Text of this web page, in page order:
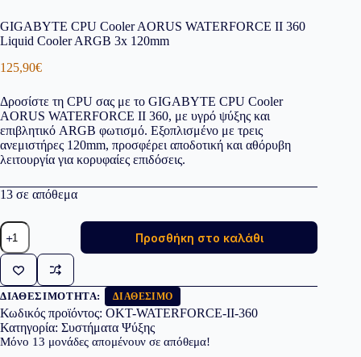
GIGABYTE CPU Cooler AORUS WATERFORCE II 360
Liquid Cooler ARGB 3x 120mm
125,90€
Δροσίστε τη CPU σας με το GIGABYTE CPU Cooler
AORUS WATERFORCE II 360, με υγρό ψύξης και
επιβλητικό ARGB φωτισμό. Εξοπλισμένο με τρεις
ανεμιστήρες 120mm, προσφέρει αποδοτική και αθόρυβη
λειτουργία για κορυφαίες επιδόσεις.
13 σε απόθεμα
GIGABYTE
CPU
Cooler
AORUS
WATERFORCE
II
360
Liquid
Cooler
Προσθήκη στο καλάθι
ΔΙΑΘΕΣΙΜΌΤΗΤΑ: ΔΙΑΘΈΣΙΜΟ
Κωδικός προϊόντος: OKT-WATERFORCE-II-360
Κατηγορία: Συστήματα Ψύξης
Μόνο 13 μονάδες απομένουν σε απόθεμα!